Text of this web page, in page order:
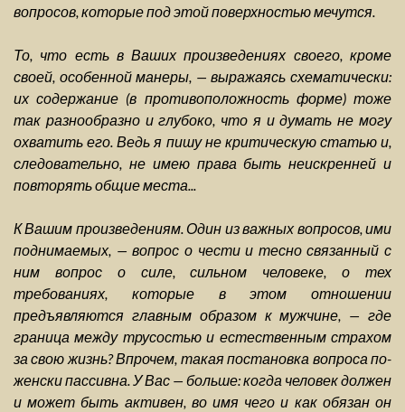
вопросов, которые под этой поверхностью мечутся.
То, что есть в Ваших произведениях своего, кроме
своей, особенной манеры, — выражаясь схематически:
их содержание (в противоположность форме) тоже
так разнообразно и глубоко, что я и думать не могу
охватить его. Ведь я пишу не критическую статью и,
следовательно, не имею права быть неискренней и
повторять общие места...
К Вашим произведениям. Один из важных вопросов, ими
поднимаемых, — вопрос о чести и тесно связанный с
ним вопрос о силе, сильном человеке, о тех
требованиях, которые в этом отношении
предъявляются главным образом к мужчине, — где
граница между трусостью и естественным страхом
за свою жизнь? Впрочем, такая постановка вопроса по-
женски пассивна. У Вас — больше: когда человек должен
и может быть активен, во имя чего и как обязан он